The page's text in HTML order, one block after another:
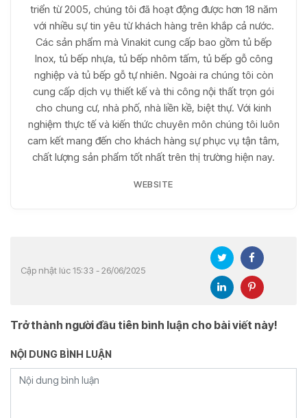
triển từ 2005, chúng tôi đã hoạt động được hơn 18 năm
với nhiều sự tin yêu từ khách hàng trên khắp cả nước.
Các sản phẩm mà Vinakit cung cấp bao gồm tủ bếp
Inox, tủ bếp nhựa, tủ bếp nhôm tấm, tủ bếp gỗ công
nghiệp và tủ bếp gỗ tự nhiên. Ngoài ra chúng tôi còn
cung cấp dịch vụ thiết kế và thi công nội thất trọn gói
cho chung cư, nhà phố, nhà liền kề, biệt thự. Với kinh
nghiệm thực tế và kiến thức chuyên môn chúng tôi luôn
cam kết mang đến cho khách hàng sự phục vụ tận tâm,
chất lượng sản phẩm tốt nhất trên thị trường hiện nay.
WEBSITE
Cập nhật lúc 15:33 - 26/06/2025
Trở thành người đầu tiên bình luận cho bài viết này!
NỘI DUNG BÌNH LUẬN